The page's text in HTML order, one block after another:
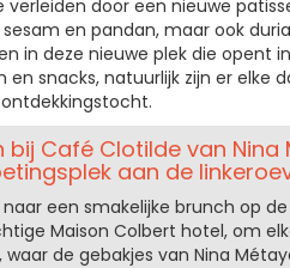
verleiden door een nieuwe
en pandan, maar ook
in deze nieuwe plek die opent
en snacks, natuurlijk zijn er elke
bij Café Clotilde van
aan de
een smakelijke brunch op
Maison Colbert hotel, om
waar de gebakjes van Nina